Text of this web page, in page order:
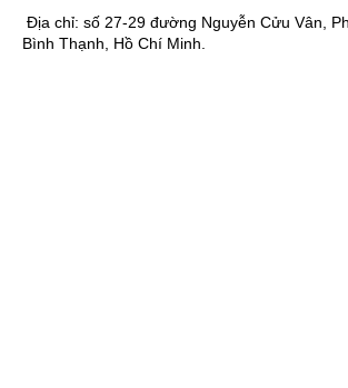
Địa chỉ: số 27-29 đường Nguyễn Cửu Vân,
Bình Thạnh, Hồ Chí Minh.